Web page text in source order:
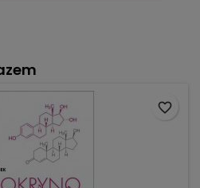
favorite_border